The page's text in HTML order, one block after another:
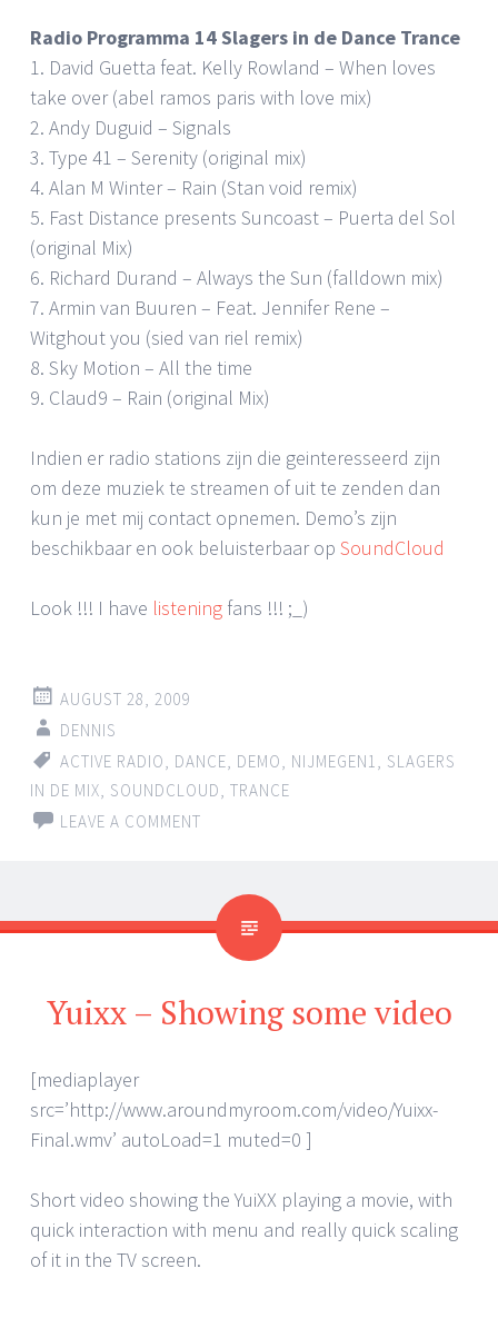
Radio Programma 14 Slagers in de Dance Trance
1. David Guetta feat. Kelly Rowland – When loves
take over (abel ramos paris with love mix)
2. Andy Duguid – Signals
3. Type 41 – Serenity (original mix)
4. Alan M Winter – Rain (Stan void remix)
5. Fast Distance presents Suncoast – Puerta del Sol
(original Mix)
6. Richard Durand – Always the Sun (falldown mix)
7. Armin van Buuren – Feat. Jennifer Rene –
Witghout you (sied van riel remix)
8. Sky Motion – All the time
9. Claud9 – Rain (original Mix)
Indien er radio stations zijn die geinteresseerd zijn
om deze muziek te streamen of uit te zenden dan
kun je met mij contact opnemen. Demo’s zijn
beschikbaar en ook beluisterbaar op SoundCloud
Look !!! I have listening fans !!! ;_)
AUGUST 28, 2009
DENNIS
ACTIVE RADIO
DANCE DEMO NIJMEGEN1
SLAGERS
IN DE MIX SOUNDCLOUD TRANCE
LEAVE A COMMENT
Yuixx – Showing some video
[mediaplayer
src=’http://www.aroundmyroom.com/video/Yuixx-
Final.wmv’ autoLoad=1 muted=0 ]
Short video showing the YuiXX playing a movie, with
quick interaction with menu and really quick scaling
of it in the TV screen.